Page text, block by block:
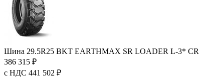
Шина 29.5R25 BKT EARTHMAX SR LOADER L-3* CR
386 315 ₽
с НДС 441 502 ₽